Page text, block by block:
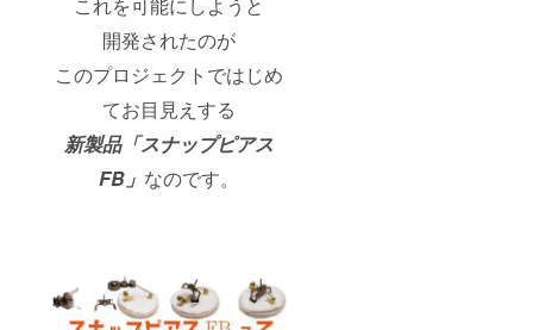
これを可能にしようと
開発されたのが
このプロジェクトではじめ
てお目見えする
新製品「スナップピアス
FB」 なのです。